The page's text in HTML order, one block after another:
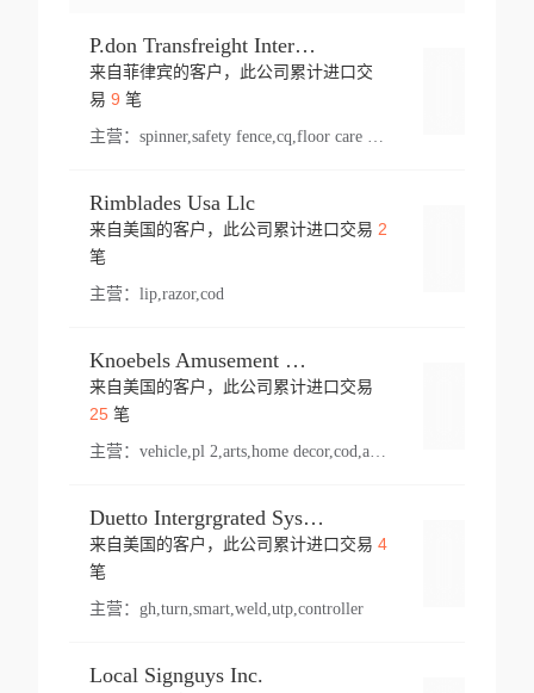
P.don Transfreight International
来自菲律宾的客户，此公司累计进口交
易 9 笔
主营：
Rimblades Usa Llc
来自美国的客户，此公司累计进口交易 2
笔
主营： lip,razor,cod
Knoebels Amusement Resort
来自美国的客户，此公司累计进口交易
25笔
主营： vehicle,pl 2,arts,home decor,cod,amusement ride,sea
Duetto Intergrgrated Systems Inc.
来自美国的客户，此公司累计进口交易 4
笔
主营： gh,turn,smart,weld,utp,controller
Local Signguys Inc.